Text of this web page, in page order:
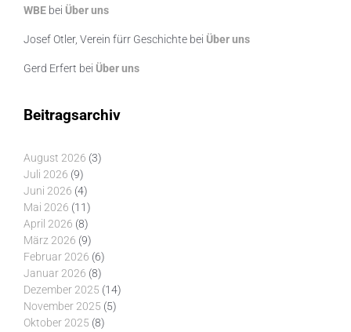
WBE bei Über uns
Josef Otler, Verein fürr Geschichte bei Über uns
Gerd Erfert bei Über uns
Beitragsarchiv
August 2026 (3)
Juli 2026 (9)
Juni 2026 (4)
Mai 2026 (11)
April 2026 (8)
März 2026 (9)
Februar 2026 (6)
Januar 2026 (8)
Dezember 2025 (14)
November 2025 (5)
Oktober 2025 (8)